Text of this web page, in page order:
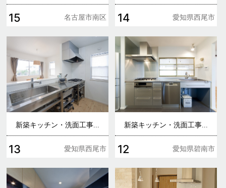
15 名古屋市南区 14 愛知県西尾市
新築キッチン・洗面工事...
13 愛知県西尾市
新築キッチン・洗面工事...
12 愛知県碧南市